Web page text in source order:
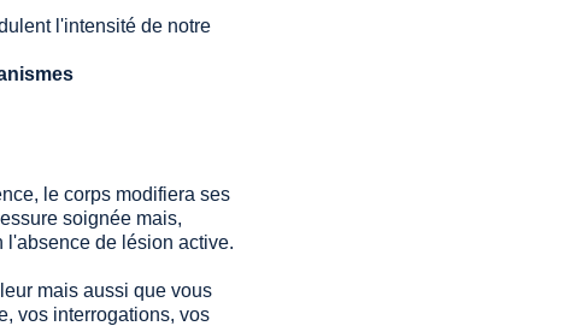
l'intensité de notre
le corps modifiera ses
soignée mais,
l'absence de lésion active.
mais aussi que vous
vos interrogations, vos